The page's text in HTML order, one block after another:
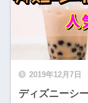
2019年12月7日
ディズニーシ